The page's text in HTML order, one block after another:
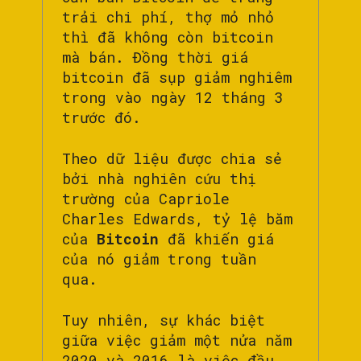
trải chi phí, thợ mỏ nhỏ
thì đã không còn bitcoin
mà bán. Đồng thời giá
bitcoin đã sụp giảm nghiêm
trong vào ngày 12 tháng 3
trước đó.
Theo dữ liệu được chia sẻ
bởi nhà nghiên cứu thị
trường của Capriole
Charles Edwards, tỷ lệ băm
của Bitcoin đã khiến giá
của nó giảm trong tuần
qua.
Tuy nhiên, sự khác biệt
giữa việc giảm một nửa năm